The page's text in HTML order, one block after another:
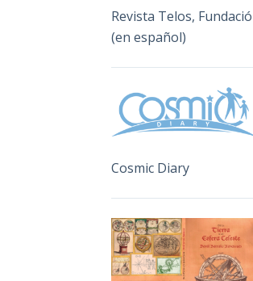
Revista Telos,
(en español)
Cosmic Diary